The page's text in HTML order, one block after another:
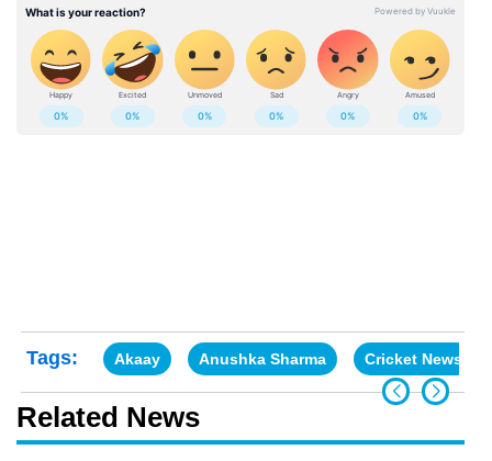
Tags: Akaay Anushka Sharma Cricket News
Related News